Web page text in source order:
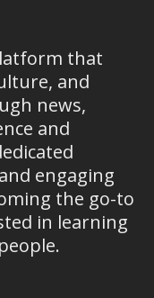
that
and
news,
and
engaging
the go-to
in learning